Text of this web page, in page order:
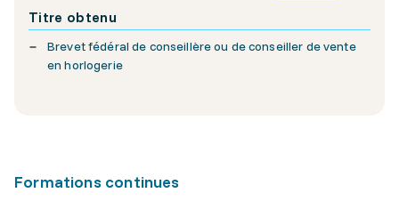
Titre obtenu
Brevet fédéral de conseillère ou de conseiller de vente
en horlogerie
Formations continues